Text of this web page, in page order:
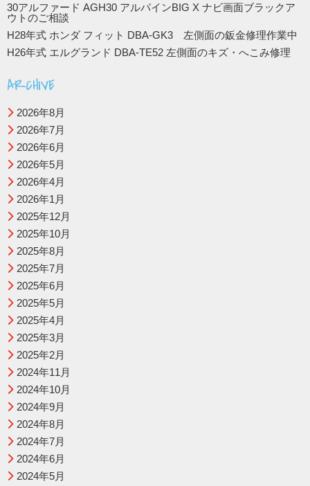
30アルファード AGH30 アルパインBIG X ナビ画面ブラックア
ウトのご相談
H28年式 ホンダ フィット DBA-GK3 左側面の鈑金修理作業中
H26年式 エルグランド DBA-TE52 左側面のキズ・へこみ修理
ARCHIVE
2026年8月
2026年7月
2026年6月
2026年5月
2026年4月
2026年1月
2025年12月
2025年10月
2025年8月
2025年7月
2025年6月
2025年5月
2025年4月
2025年3月
2025年2月
2024年11月
2024年10月
2024年9月
2024年8月
2024年7月
2024年6月
2024年5月